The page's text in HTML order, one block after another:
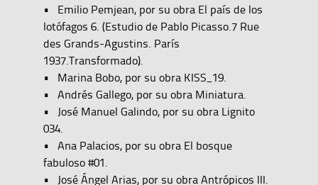
• Emilio Pemjean, por su obra El país de los
lotófagos 6. (Estudio de Pablo Picasso.7 Rue
des Grands-Agustins. París
1937.Transformado).
• Marina Bobo, por su obra KISS_19.
• Andrés Gallego, por su obra Miniatura.
• José Manuel Galindo, por su obra Lignito
034.
• Ana Palacios, por su obra El bosque
fabuloso #01.
• José Ángel Arias, por su obra Antrópicos III.